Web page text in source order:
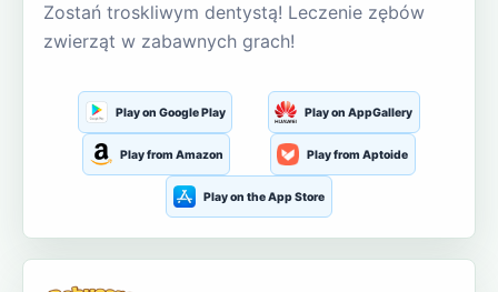
Zostań troskliwym dentystą! Leczenie zębów
zwierząt w zabawnych grach!
Play on Google Play Play on AppGallery
Play from Amazon Play from Aptoide
Play on the App Store